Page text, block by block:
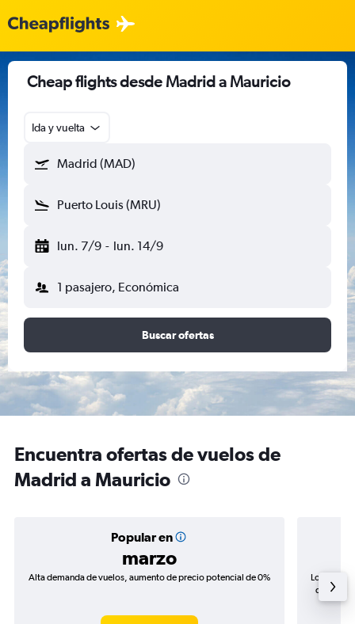
Cheap flights desde Madrid a Mauricio
Ida y vuelta
Madrid (MAD)
Puerto Louis (MRU)
lun. 7/9 - lun. 14/9
1 pasajero, Económica
Buscar ofertas
Encuentra ofertas de vuelos de
Madrid a Mauricio
Popular en
marzo
Alta demanda de vuelos, aumento de precio potencial de 0%
Los
de